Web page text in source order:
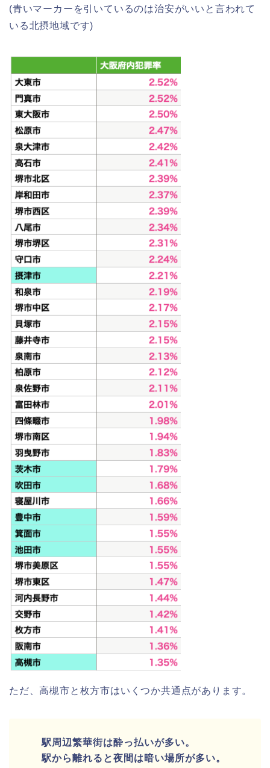
(青いマーカーを引いているのは治安がいいと言われて
いる北摂地域です)
ただ、高槻市と枚方市はいくつか共通点があります。
駅周辺繁華街は酔っ払いが多い。
駅から離れると夜間は暗い場所が多い。